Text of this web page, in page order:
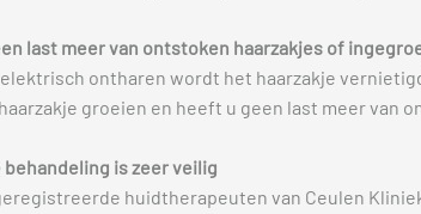
last meer van ontstoken haarzakjes of
ontharen wordt het haarzakje
groeien en heeft u geen last meer van
behandeling is zeer veilig
huidtherapeuten van Ceulen